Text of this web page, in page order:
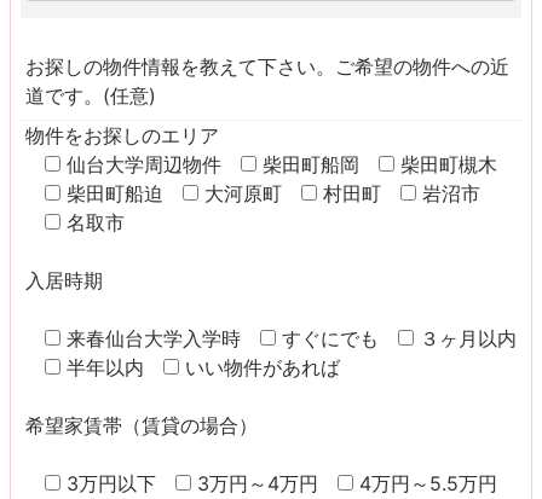
お探しの物件情報を教えて下さい。ご希望の物件への近
道です。(任意)
物件をお探しのエリア
仙台大学周辺物件
柴田町船岡
柴田町槻木
柴田町船迫
大河原町 村田町
岩沼市
名取市
入居時期
来春仙台大学入学時 すぐにでも
３ヶ月以内
半年以内
いい物件があれば
希望家賃帯（賃貸の場合）
3万円以下 3万円～4万円
4万円～5.5万円